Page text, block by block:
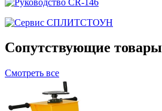
Сопутствующие товары
Смотреть все